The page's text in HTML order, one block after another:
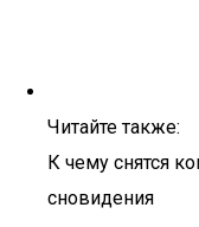
Читайте также:
К чему снятся
сновидения